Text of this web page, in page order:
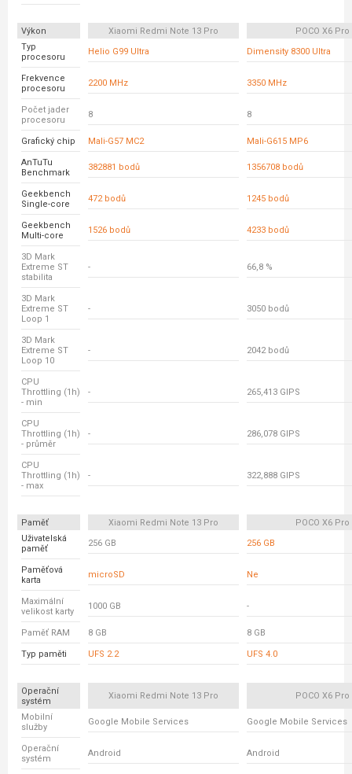
Výkon Xiaomi Redmi Note 13 Pro
POCO X6 Pro
Typ
procesoru
Helio G99 Ultra Dimensity 8300 Ultra
Frekvence
procesoru
2200 MHz 3350 MHz
Počet jader
procesoru
8 8
Grafický chip Mali-G57 MC2 Mali-G615 MP6
AnTuTu
Benchmark
382881 bodů 1356708 bodů
Geekbench
Single-core
472 bodů 1245 bodů
Geekbench
Multi-core
1526 bodů 4233 bodů
3D Mark
Extreme ST
stabilita
- 66,8 %
3D Mark
Extreme ST
Loop 1
- 3050 bodů
3D Mark
Extreme ST
Loop 10
- 2042 bodů
CPU
Throttling (1h)
- min
- 265,413 GIPS
CPU
Throttling (1h)
- průměr
- 286,078 GIPS
CPU
Throttling (1h)
- max
- 322,888 GIPS
Paměť Xiaomi Redmi Note 13 Pro
POCO X6 Pro
Uživatelská
paměť
256 GB 256 GB
Paměťová
karta
microSD Ne
Maximální
velikost karty
1000 GB -
Paměť RAM 8 GB 8 GB
Typ paměti UFS 2.2 UFS 4.0
Operační
systém
Xiaomi Redmi Note 13 Pro POCO X6 Pro
Mobilní
služby
Google Mobile Services Google Mobile Services
Operační
systém
Android Android